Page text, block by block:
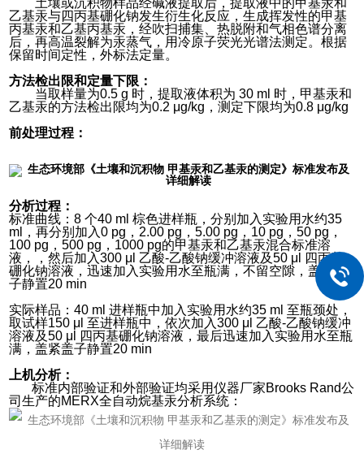
土壤或沉积物样品经碱液提取后，提取液中的甲基汞和
乙基汞与四丙基硼化钠发生衍生化反应，生成挥发性的甲基
丙基汞和乙基丙基汞，经吹扫捕集、热脱附和气相色谱分离
后，再高温裂解为汞蒸气，用冷原子荧光光谱法测定。根据
保留时间定性，外标法定量。
方法检出限和定量下限：
当取样量为0.5 g 时，提取液体积为 30 ml 时，甲基汞和
乙基汞的方法检出限均为0.2 μg/kg，测定下限均为0.8 μg/kg
前处理过程：
分析过程：
标准曲线：8 个40 ml 棕色进样瓶，分别加入实验用水约35
ml，再分别加入0 pg，2.00 pg，5.00 pg，10 pg，50 pg，
100 pg，500 pg，1000 pg的甲基汞和乙基汞混合标准溶
液，，然后加入300 μl 乙酸-乙酸钠缓冲溶液及50 μl 四丙基
硼化钠溶液，迅速加入实验用水至瓶满，不留空隙，盖紧盖
子静置20 min
实际样品：40 ml 进样瓶中加入实验用水约35 ml 至瓶颈处，
取试样150 μl 至进样瓶中，依次加入300 μl 乙酸-乙酸钠缓冲
溶液及50 μl 四丙基硼化钠溶液，最后迅速加入实验用水至瓶
满，盖紧盖子静置20 min
上机分析：
标准内部验证和外部验证均采用仪器厂家Brooks Rand公
司生产的MERX全自动烷基汞分析系统：